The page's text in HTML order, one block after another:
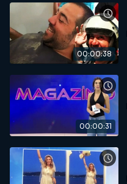
00:00:38
00:00:31